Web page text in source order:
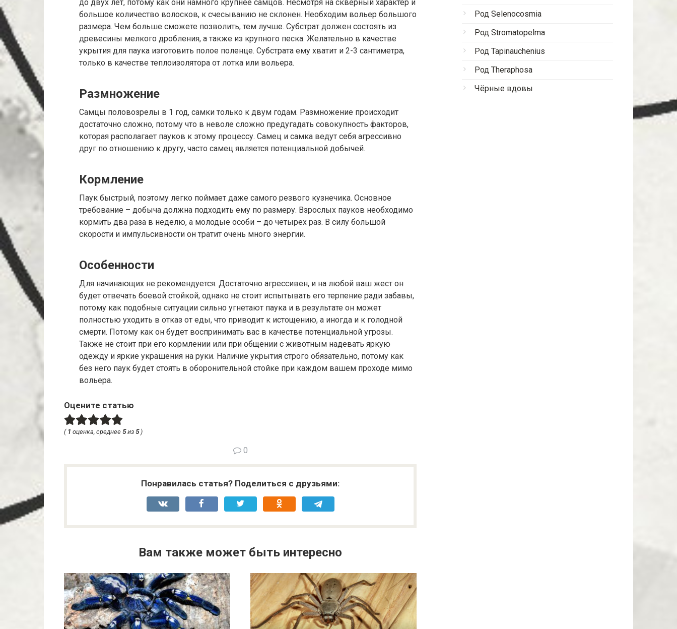
до двух лет, потому как они намного крупнее самцов. Несмотря на скверный характер и
большое количество волосков, к счесыванию не склонен. Необходим вольер большого
размера. Чем больше сможете позволить, тем лучше. Субстрат должен состоять из
древесины мелкого дробления, а также из крупного песка. Желательно в качестве
укрытия для паука изготовить полое поленце. Субстрата ему хватит и 2-3 сантиметра,
только в качестве теплоизолятора от лотка или вольера.
Размножение
Самцы половозрелы в 1 год, самки только к двум годам. Размножение происходит
достаточно сложно, потому что в неволе сложно предугадать совокупность факторов,
которая располагает пауков к этому процессу. Самец и самка ведут себя агрессивно
друг по отношению к другу, часто самец является потенциальной добычей.
Кормление
Паук быстрый, поэтому легко поймает даже самого резвого кузнечика. Основное
требование – добыча должна подходить ему по размеру. Взрослых пауков необходимо
кормить два раза в неделю, а молодые особи – до четырех раз. В силу большой
скорости и импульсивности он тратит очень много энергии.
Особенности
Для начинающих не рекомендуется. Достаточно агрессивен, и на любой ваш жест он
будет отвечать боевой стойкой, однако не стоит испытывать его терпение ради забавы,
потому как подобные ситуации сильно угнетают паука и в результате он может
полностью уходить в отказ от еды, что приводит к истощению, а иногда и к голодной
смерти. Потому как он будет воспринимать вас в качестве потенциальной угрозы.
Также не стоит при его кормлении или при общении с животным надевать яркую
одежду и яркие украшения на руки. Наличие укрытия строго обязательно, потому как
без него паук будет стоять в оборонительной стойке при каждом вашем проходе мимо
вольера.
Оцените статью
( 1 оценка, среднее 5из 5)
0
Понравилась статья? Поделиться с друзьями:
Вам также может быть интересно
Род Selenocosmia
Род Stromatopelma
Род Tapinauchenius
Род Theraphosa
Чёрные вдовы